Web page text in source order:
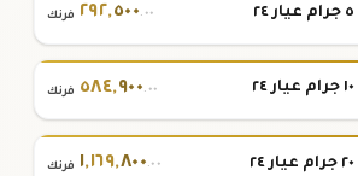
٢٩٢,٥٠٠.٠٠ فرنك
٥٨٤,٩٠٠.٠٠ فرنك
١,١٦٩,٨٠٠.٠٠ فرنك